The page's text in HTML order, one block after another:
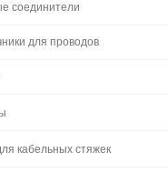
соединители
для проводов
кабельных стяжек